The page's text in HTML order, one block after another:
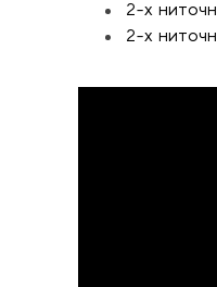
2-х
2-х